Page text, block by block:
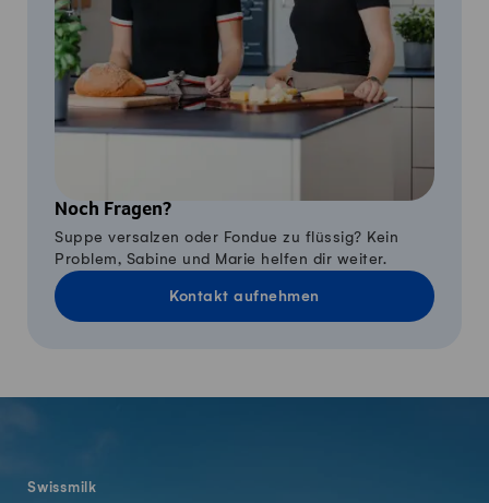
Noch Fragen?
Suppe versalzen oder Fondue zu flüssig? Kein
Problem, Sabine und Marie helfen dir weiter.
Kontakt aufnehmen
Swissmilk